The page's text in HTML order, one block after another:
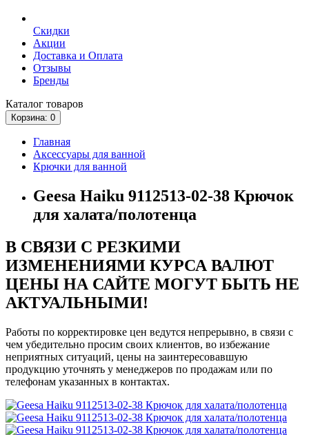
Скидки
Акции
Доставка и Оплата
Отзывы
Бренды
Каталог товаров
Корзина: 0
Главная
Аксессуары для ванной
Крючки для ванной
Geesa Haiku 9112513-02-38 Крючок
для халата/полотенца
В СВЯЗИ С РЕЗКИМИ
ИЗМЕНЕНИЯМИ КУРСА ВАЛЮТ
ЦЕНЫ НА САЙТЕ МОГУТ БЫТЬ НЕ
АКТУАЛЬНЫМИ!
Работы по корректировке цен ведутся непрерывно, в связи с
чем убедительно просим своих клиентов, во избежание
неприятных ситуаций, цены на заинтересовавшую
продукцию уточнять у менеджеров по продажам или по
телефонам указанных в контактах.